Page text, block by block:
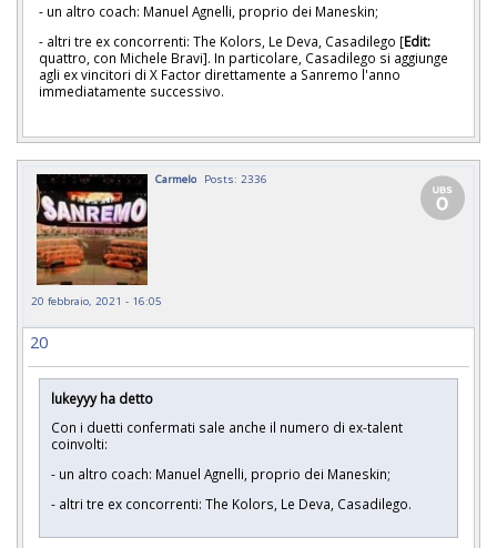
- un altro coach: Manuel Agnelli, proprio dei Maneskin;
- altri tre ex concorrenti: The Kolors, Le Deva, Casadilego [Edit:
quattro, con Michele Bravi]. In particolare, Casadilego si aggiunge
agli ex vincitori di X Factor direttamente a Sanremo l'anno
immediatamente successivo.
Carmelo Posts: 2336
20 febbraio, 2021 - 16:05
20
lukeyyy ha detto
Con i duetti confermati sale anche il numero di ex-talent
coinvolti:
- un altro coach: Manuel Agnelli, proprio dei Maneskin;
- altri tre ex concorrenti: The Kolors, Le Deva, Casadilego.